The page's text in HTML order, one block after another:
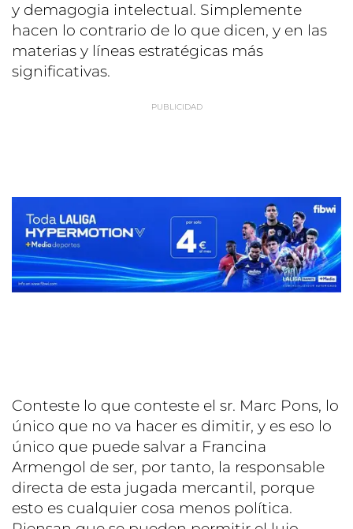
y demagogia intelectual. Simplemente
hacen lo contrario de lo que dicen, y en las
materias y líneas estratégicas más
significativas.
Conteste lo que conteste el sr. Marc Pons, lo
único que no va hacer es dimitir, y es eso lo
único que puede salvar a Francina
Armengol de ser, por tanto, la responsable
directa de esta jugada mercantil, porque
esto es cualquier cosa menos política.